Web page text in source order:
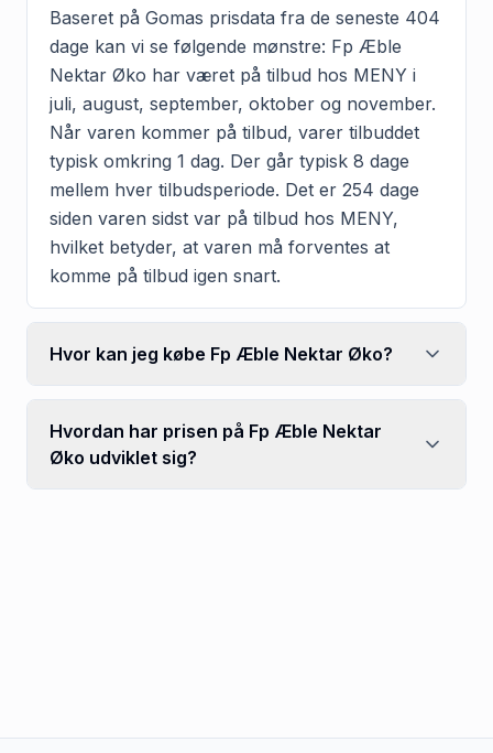
Baseret på Gomas prisdata fra de seneste 404
dage kan vi se følgende mønstre: Fp Æble
Nektar Øko har været på tilbud hos MENY i
juli, august, september, oktober og november.
Når varen kommer på tilbud, varer tilbuddet
typisk omkring 1 dag. Der går typisk 8 dage
mellem hver tilbudsperiode. Det er 254 dage
siden varen sidst var på tilbud hos MENY,
hvilket betyder, at varen må forventes at
komme på tilbud igen snart.
Hvor kan jeg købe Fp Æble Nektar Øko?
Hvordan har prisen på Fp Æble Nektar
Øko udviklet sig?